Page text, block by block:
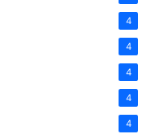
4
4
4
4
4